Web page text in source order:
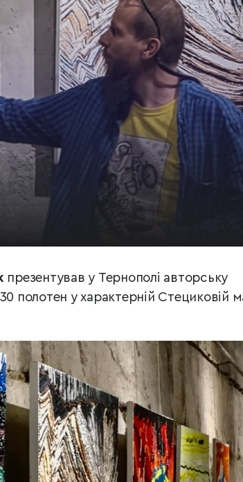
презентував у Тернополі авторську
полотен у характерній Стециковій